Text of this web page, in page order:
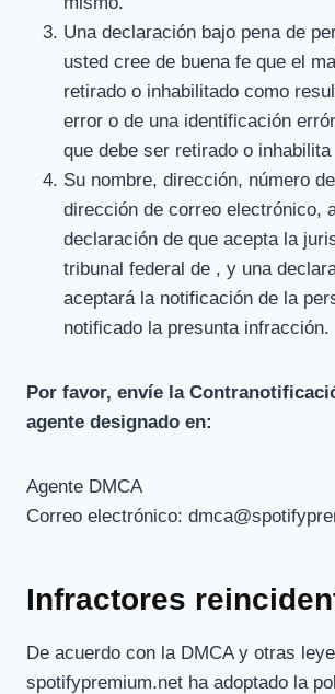
Una declaración bajo pena de
usted cree de buena fe que el
retirado o inhabilitado como
error o de una identificación
que debe ser retirado o inhabilita
Su nombre, dirección, número
dirección de correo electrónico,
declaración de que acepta la
tribunal federal de , y una
aceptará la notificación de la
notificado la presunta infracción.
Por favor, envíe la
agente designado en:
Agente DMCA
Correo electrónico:
Infractores
De acuerdo con la DMCA y otras
spotifypremium.net ha adoptado la